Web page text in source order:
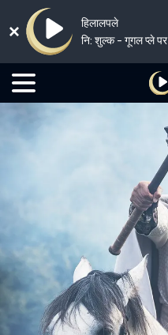
हिलालपले
नि: शुल्क - गूगल प्ले पर